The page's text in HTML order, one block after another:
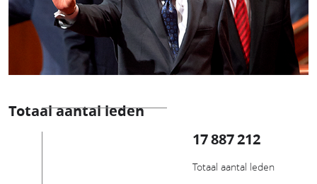
Totaal aantal leden
17 887 212
Totaal aantal leden